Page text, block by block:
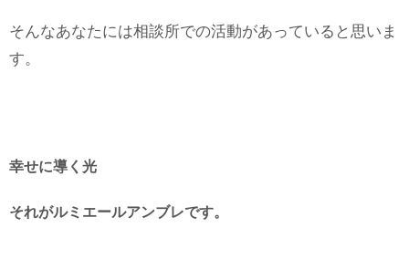
そんなあなたには相談所での活動があっていると思いま
す。
幸せに導く光
それがルミエールアンブレです。